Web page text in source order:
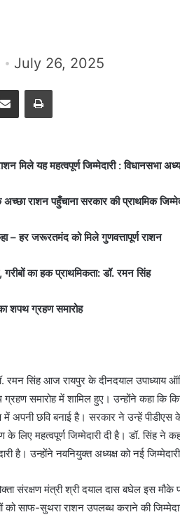
July 26, 2025
Share via Email Print
मिले यह महत्वपूर्ण जिम्मेदारी : विधानसभा
राशन पहुँचाना सरकार की प्राथमिक
– हर जरूरतमंद को मिले गुणवत्तापूर्ण राशन
का हक प्राथमिकता: डॉ. रमन सिंह
शपथ ग्रहण समारोह
रमन सिंह आज रायपुर के दीनदयाल उपाध्याय
समारोह में शामिल हुए। उन्होंने कहा कि
अपनी छवि बनाई है। सरकार ने उन्हें पीडीएस के
लिए महत्वपूर्ण जिम्मेदारी दी है। डॉ. सिंह ने
है। उन्होंने नवनियुक्त अध्यक्ष को नई
संरक्षण मंत्री श्री दयाल दास बघेल इस मौके
को साफ-सुथरा राशन उपलब्ध कराने की